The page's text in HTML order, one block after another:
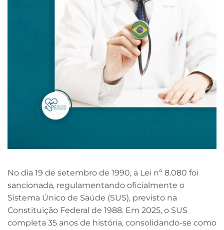
No dia 19 de setembro de 1990, a Lei nº 8.080 foi
sancionada, regulamentando oficialmente o
Sistema Único de Saúde (SUS), previsto na
Constituição Federal de 1988. Em 2025, o SUS
completa 35 anos de história, consolidando-se como